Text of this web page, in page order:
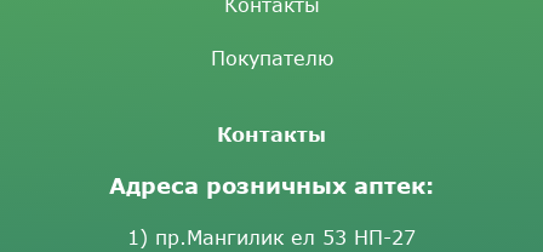
Контакты
Покупателю
Контакты
Адреса розничных аптек:
1) пр.Мангилик ел 53 НП-27